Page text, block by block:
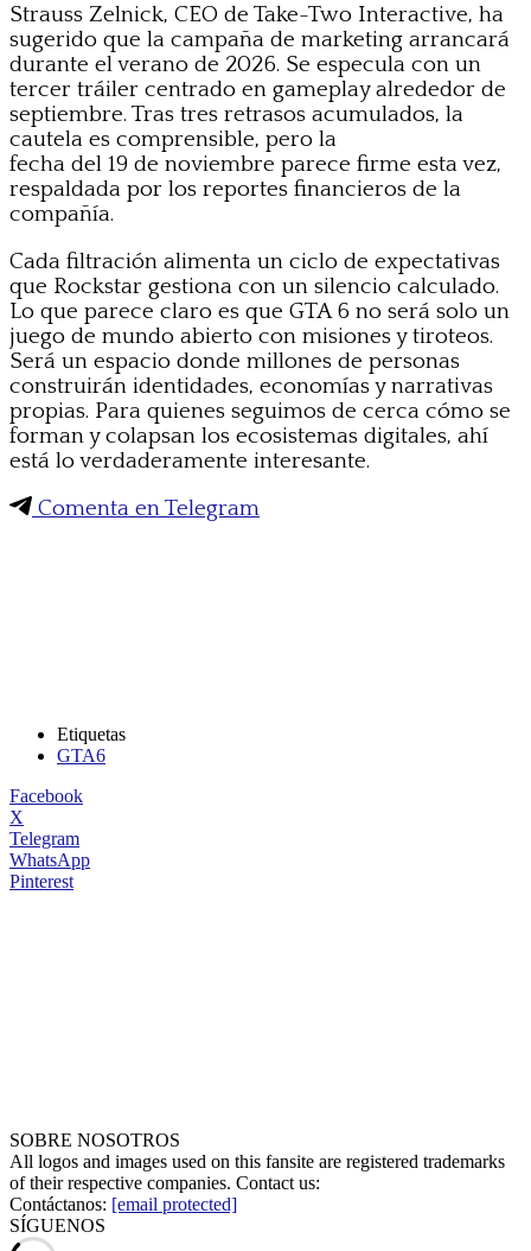
Strauss Zelnick, CEO de Take-Two Interactive, ha
sugerido que la campaña de marketing arrancará
durante el verano de 2026. Se especula con un
tercer tráiler centrado en gameplay alrededor de
septiembre. Tras tres retrasos acumulados, la
cautela es comprensible, pero la
fecha del 19 de noviembre parece firme esta vez,
respaldada por los reportes financieros de la
compañía.
Cada filtración alimenta un ciclo de expectativas
que Rockstar gestiona con un silencio calculado.
Lo que parece claro es que GTA 6 no será solo un
juego de mundo abierto con misiones y tiroteos.
Será un espacio donde millones de personas
construirán identidades, economías y narrativas
propias. Para quienes seguimos de cerca cómo se
forman y colapsan los ecosistemas digitales, ahí
está lo verdaderamente interesante.
Comenta en Telegram
Etiquetas
GTA6
Facebook
X
Telegram
WhatsApp
Pinterest
SOBRE NOSOTROS
All logos and images used on this fansite are registered trademarks
of their respective companies. Contact us:
Contáctanos: [email protected]
SÍGUENOS